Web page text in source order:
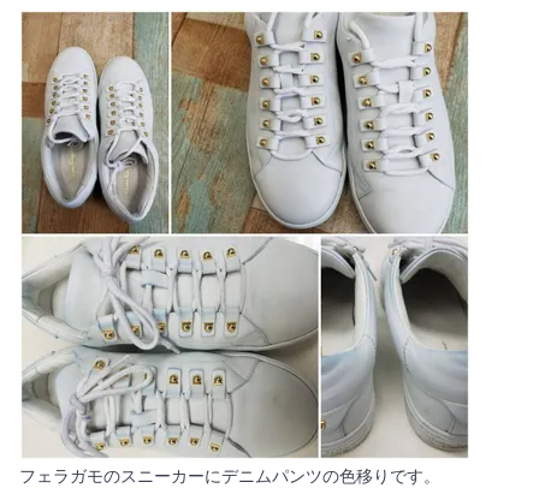
フェラガモのスニーカーにデニムパンツの色移りです。